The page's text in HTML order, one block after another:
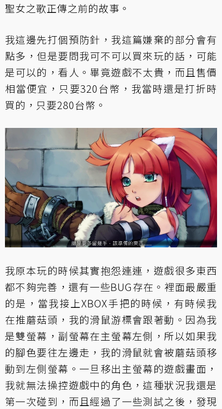
聖女之歌正傳之前的故事。
我這邊先打個預防針，我這篇嫌棄的部分會有
點多，但是要問我可不可以買來玩的話，可能
是可以的，看人。畢竟遊戲不太貴，而且售價
相當便宜，只要320台幣，我當時還是打折時
買的，只要280台幣。
我原本玩的時候其實抱怨連連，遊戲很多東西
都不夠完善，還有一些BUG存在。裡面最嚴重
的是，當我接上XBOX手把的時候，有時候我
在推蘑菇頭，我的滑鼠游標會跟著動。因為我
是雙螢幕，副螢幕在主螢幕左側，所以如果我
的腳色要往左邊走，我的滑鼠就會被蘑菇頭移
動到左側螢幕。一旦移出主螢幕的遊戲畫面，
我就無法操控遊戲中的角色，這種狀況我還是
第一次碰到，而且經過了一些測試之後，發現